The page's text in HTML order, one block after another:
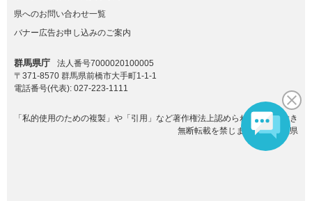
県へのお問い合わせ一覧
バナー広告お申し込みのご案内
群馬県庁
法人番号7000020100005
〒371-8570 群馬県前橋市大手町1-1-1
電話番号(代表): 027-223-1111
「私的使用のための複製」や「引用」など著作権法上認められた場合を除き
無断転載を禁じます。(C)群馬県